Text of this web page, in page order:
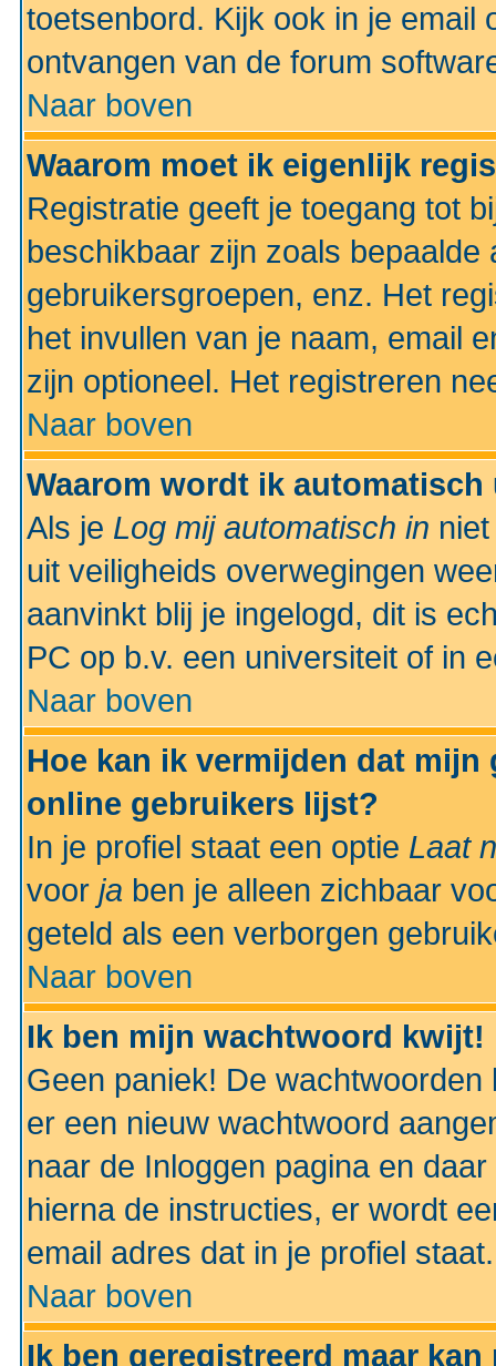
toetsenbord. Kijk ook in je email
ontvangen van de forum
Naar boven
Waarom moet ik eigenlijk
Registratie geeft je toegang tot
beschikbaar zijn zoals
gebruikersgroepen, enz. Het
het invullen van je naam, email
zijn optioneel. Het registreren
Naar boven
Waarom wordt ik
Als je Log mij automatisch in
uit veiligheids overwegingen
aanvinkt blij je ingelogd, dit is
PC op b.v. een universiteit of in
Naar boven
Hoe kan ik vermijden dat
online gebruikers lijst?
In je profiel staat een optie Laat
voor ja ben je alleen zichbaar
geteld als een verborgen
Naar boven
Ik ben mijn wachtwoord kwijt!
Geen paniek! De
er een nieuw wachtwoord
naar de Inloggen pagina en
hierna de instructies, er wordt
email adres dat in je profiel staat.
Naar boven
Ik ben geregistreerd maar